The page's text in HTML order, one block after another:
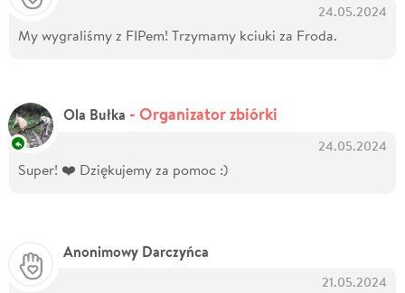
24.05.2024
My wygraliśmy z FIPem! Trzymamy kciuki za Froda.
Ola Bułka - Organizator zbiórki
24.05.2024
Super! ❤️ Dziękujemy za pomoc :)
Anonimowy Darczyńca
21.05.2024